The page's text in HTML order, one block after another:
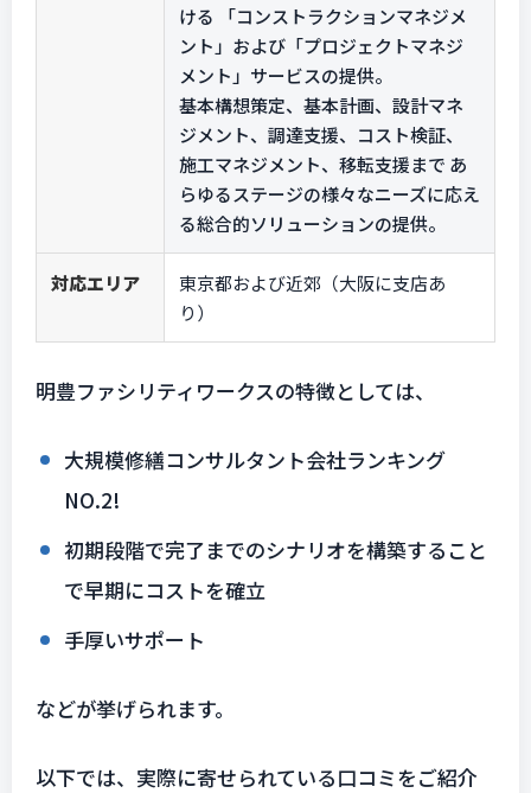
ける 「コンストラクションマネジメ
ント」および「プロジェクトマネジ
メント」サービスの提供。
基本構想策定、基本計画、設計マネ
ジメント、調達支援、コスト検証、
施工マネジメント、移転支援まで あ
らゆるステージの様々なニーズに応え
る総合的ソリューションの提供。
対応エリア
東京都および近郊（大阪に支店あ
り）
明豊ファシリティワークスの特徴としては、
大規模修繕コンサルタント会社ランキング
NO.2!
初期段階で完了までのシナリオを構築すること
で早期にコストを確立
手厚いサポート
などが挙げられます。
以下では、実際に寄せられている口コミをご紹介